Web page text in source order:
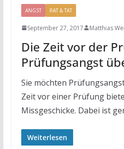
ANGST RAT & TAT
September 27, 2017 Matthias
Die Zeit vor der
Prüfungsangst
Sie möchten
Zeit vor einer Prüfung
Missgeschicke. Dabei ist
Weiterlesen